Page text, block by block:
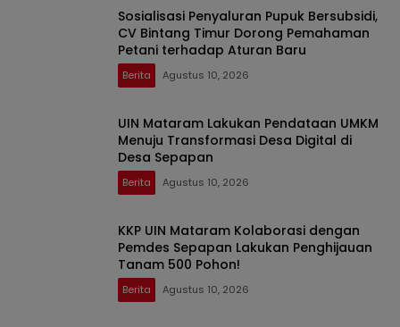
Sosialisasi Penyaluran Pupuk Bersubsidi,
CV Bintang Timur Dorong Pemahaman
Petani terhadap Aturan Baru
Berita Agustus 10, 2026
UIN Mataram Lakukan Pendataan UMKM
Menuju Transformasi Desa Digital di
Desa Sepapan
Berita Agustus 10, 2026
KKP UIN Mataram Kolaborasi dengan
Pemdes Sepapan Lakukan Penghijauan
Tanam 500 Pohon!
Berita Agustus 10, 2026